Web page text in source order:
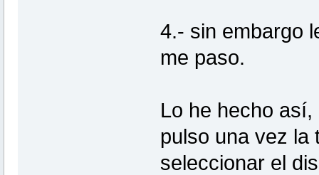
4.- sin embargo
me paso.
Lo he hecho
pulso una vez la
seleccionar el